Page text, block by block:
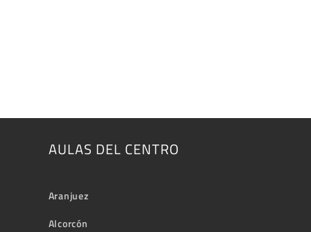
AULAS DEL CENTRO
Aranjuez
Alcorcón